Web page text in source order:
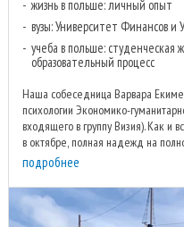
жизнь в польше: личный опыт
вузы: Университет Финансов и
учеба в польше: студенческая
образовательный процесс
Наша собеседница Варвара
психологии Экономико-
входящего в группу Визия). Как и
в октябре, полная надежд на
подробнее